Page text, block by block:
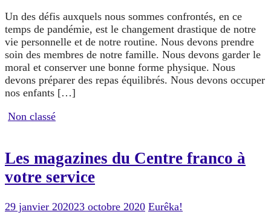
Un des défis auxquels nous sommes confrontés, en ce
temps de pandémie, est le changement drastique de notre
vie personnelle et de notre routine. Nous devons prendre
soin des membres de notre famille. Nous devons garder le
moral et conserver une bonne forme physique. Nous
devons préparer des repas équilibrés. Nous devons occuper
nos enfants […]
Non classé
Les magazines du Centre franco à
votre service
29 janvier 202023 octobre 2020 Eurêka!